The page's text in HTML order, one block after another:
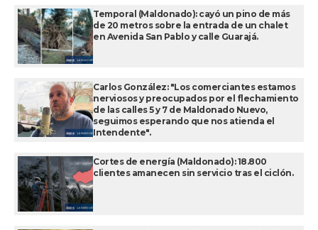
Temporal (Maldonado): cayó un pino de más
de 20 metros sobre la entrada de un chalet
en Avenida San Pablo y calle Guarajá.
Carlos González: "Los comerciantes estamos
nerviosos y preocupados por el flechamiento
de las calles 5 y 7 de Maldonado Nuevo,
seguimos esperando que nos atienda el
Intendente".
Cortes de energía (Maldonado): 18.800
clientes amanecen sin servicio tras el ciclón.